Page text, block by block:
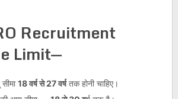
Recruitment
Limit—
18 वर्ष से 27 वर्षतक होनी चाहिए।